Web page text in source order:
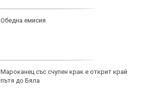
Обедна емисия
Мароканец със счупен крак е открит край
пътя до Бяла